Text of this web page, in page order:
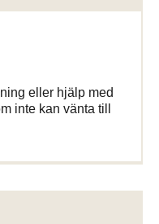
eller hjälp med
inte kan vänta till